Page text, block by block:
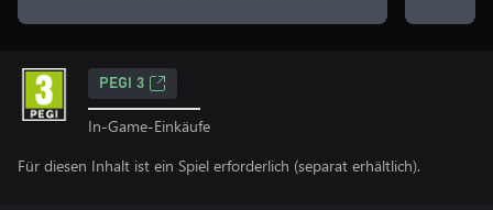
PEGI 3
In-Game-Einkäufe
Für diesen Inhalt ist ein Spiel erforderlich (separat erhältlich).